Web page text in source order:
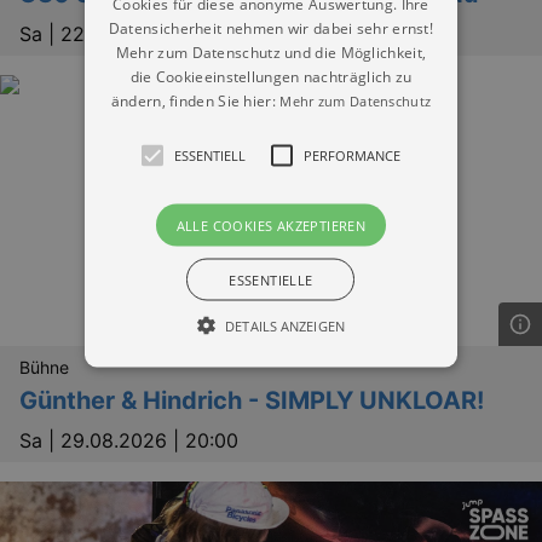
Sa | 22.08.2026 | 22:00
Bühne
Günther & Hindrich - SIMPLY UNKLOAR!
Sa | 29.08.2026 | 20:00
Datensicherheit nehmen wir dabei sehr ernst!
Mehr zum Datenschutz und die Möglichkeit,
die Cookieeinstellungen nachträglich zu
ändern, finden Sie hier: Mehr zum Datenschutz
ESSENTIELL PERFORMANCE
ALLE COOKIES AKZEPTIEREN
ESSENTIELLE
DETAILS ANZEIGEN
grundlegenden Funktionen unserer Webseite
gebraucht. Zum Beispiel für das Login in Ihren
account. Ohne diese Cookies funktioniert